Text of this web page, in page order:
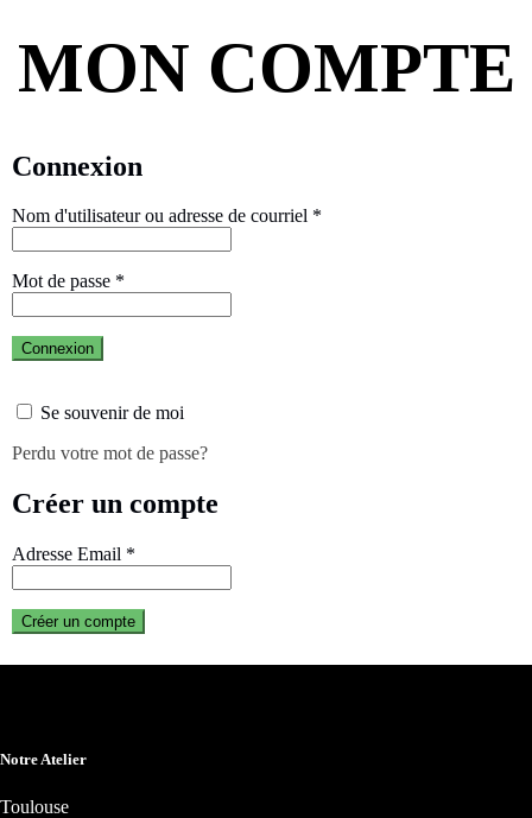
MON COMPTE
Connexion
Nom d'utilisateur ou adresse de courriel *
Mot de passe *
Connexion
Se souvenir de moi
Perdu votre mot de passe?
Créer un compte
Adresse Email *
Créer un compte
Notre Atelier
Toulouse